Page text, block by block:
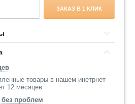
ЗАКАЗ В 1 КЛИК
товары в нашем инетрнет
12 месяцев
проблем